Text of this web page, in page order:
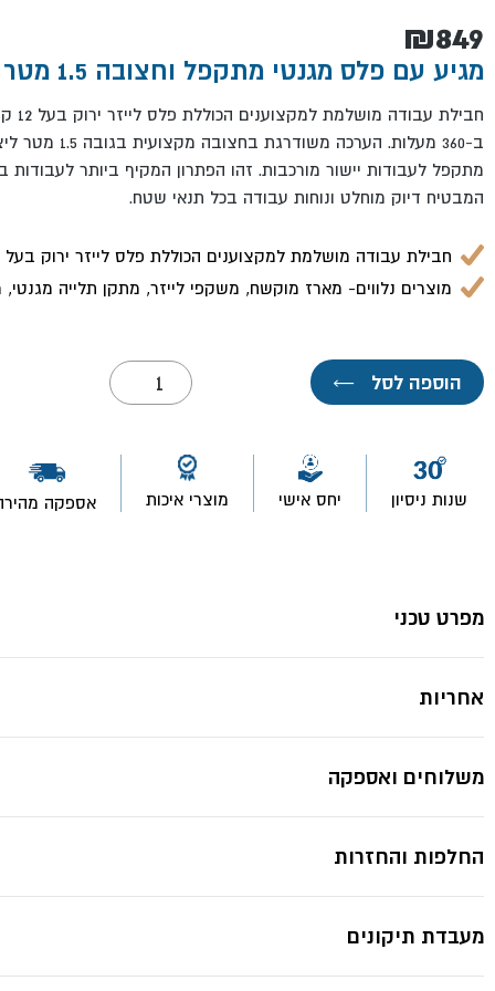
₪849
מגיע עם פלס מגנטי מתקפל וחצובה 1.5 מטר במתנה!!
ב-360 מעלות.
מתקפל לעבודות יישור מורכבות. זהו הפתרון המקיף ביותר לעבודות
המבטיח דיוק מוחלט ונוחות עבודה בכל תנאי שטח.
חבילת עבודה מושלמת למקצוענים הכוללת פלס לייזר ירוק בעל 12 קווים!
מוצרים נלווים- מארז מוקשח, משקפי לייזר, מתקן תלייה מגנטי,
הוספה לסל ←
כמות
של
פלס
XX
12
שנות ניסיון יחס אישי מוצרי איכות אספקה
מפרט טכני
אחריות
משלוחים ואספקה
החלפות והחזרות
מעבדת תיקונים